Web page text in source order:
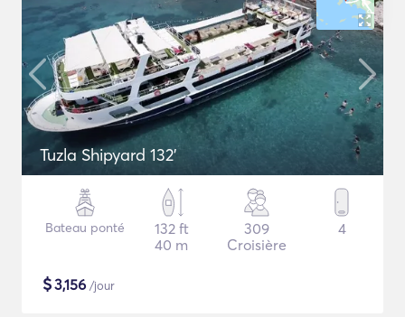
Tuzla Shipyard 132'
Bateau ponté
132 ft
40 m
309
Croisière
4
$3,156 /jour